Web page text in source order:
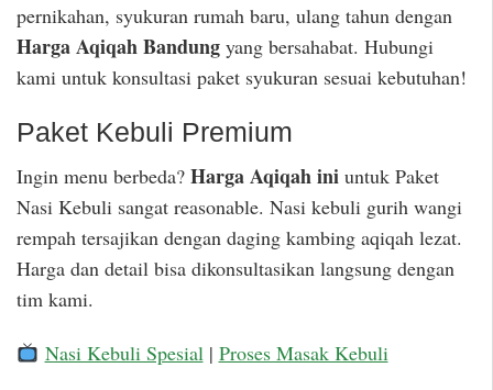
pernikahan, syukuran rumah baru, ulang tahun dengan
Harga Aqiqah Bandung yang bersahabat. Hubungi
kami untuk konsultasi paket syukuran sesuai kebutuhan!
Paket Kebuli Premium
Ingin menu berbeda? Harga Aqiqah ini untuk Paket
Nasi Kebuli sangat reasonable. Nasi kebuli gurih wangi
rempah tersajikan dengan daging kambing aqiqah lezat.
Harga dan detail bisa dikonsultasikan langsung dengan
tim kami.
Nasi Kebuli Spesial| Proses Masak Kebuli